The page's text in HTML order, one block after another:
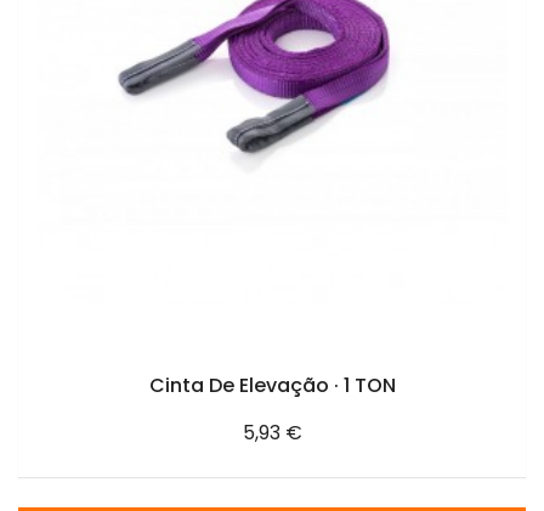
Cinta De Elevação · 1 TON
Preço
5,93 €